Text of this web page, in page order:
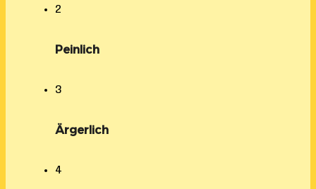
2
Peinlich
3
Ärgerlich
4